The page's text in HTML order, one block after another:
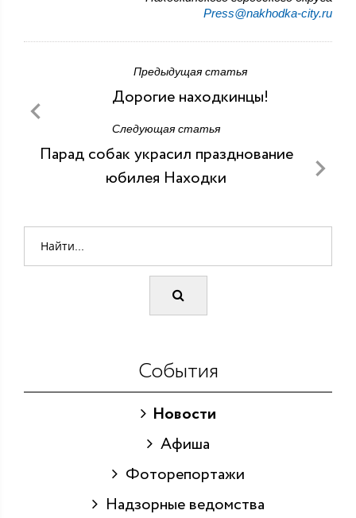
Press@nakhodka-city.ru
Предыдущая статья
Дорогие находкинцы!
Следующая статья
Парад собак украсил празднование
юбилея Находки
События
Новости
Афиша
Фоторепортажи
Надзорные ведомства